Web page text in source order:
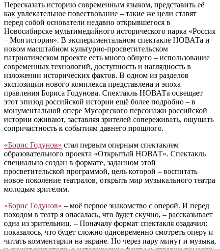
Пересказать историю современным языком, представить её
как увлекательное повествование – такие же цели ставят
перед собой основатели недавно открывшегося в
Новосибирске мультимедийного исторического парка «Россия
– Моя история». В экспериментальном спектакле НОВАТа и
новом масштабном культурно-просветительском
патриотическом проекте есть много общего – использование
современных технологий, доступность и наглядность в
изложении исторических фактов. В одном из разделов
экспозиции нового комплекса представлена и эпоха
правления Бориса Годунова. Спектакль НОВАТа освещает
этот эпизод российской истории ещё более подробно – в
монументальной опере Мусоргского персонажи российской
истории оживают, заставляя зрителей сопереживать, ощущать
сопричастность к событиям давнего прошлого.
«Борис Годунов» стал первым оперным спектаклем
образовательного проекта «Открытый НОВАТ». Спектакль
специально создан в формате, заданном этой
просветительской программой, цель которой – воспитать
новое поколение театралов, открыть мир музыкального театра
молодым зрителям.
«Борис Годунов» – моё первое знакомство с оперой. И перед
походом в театр я опасалась, что будет скучно, – рассказывает
одна из зрительниц. – Поначалу формат спектакля озадачил:
показалось, что будет сложно одновременно смотреть оперу и
читать комментарии на экране. Но через пару минут и музыка,